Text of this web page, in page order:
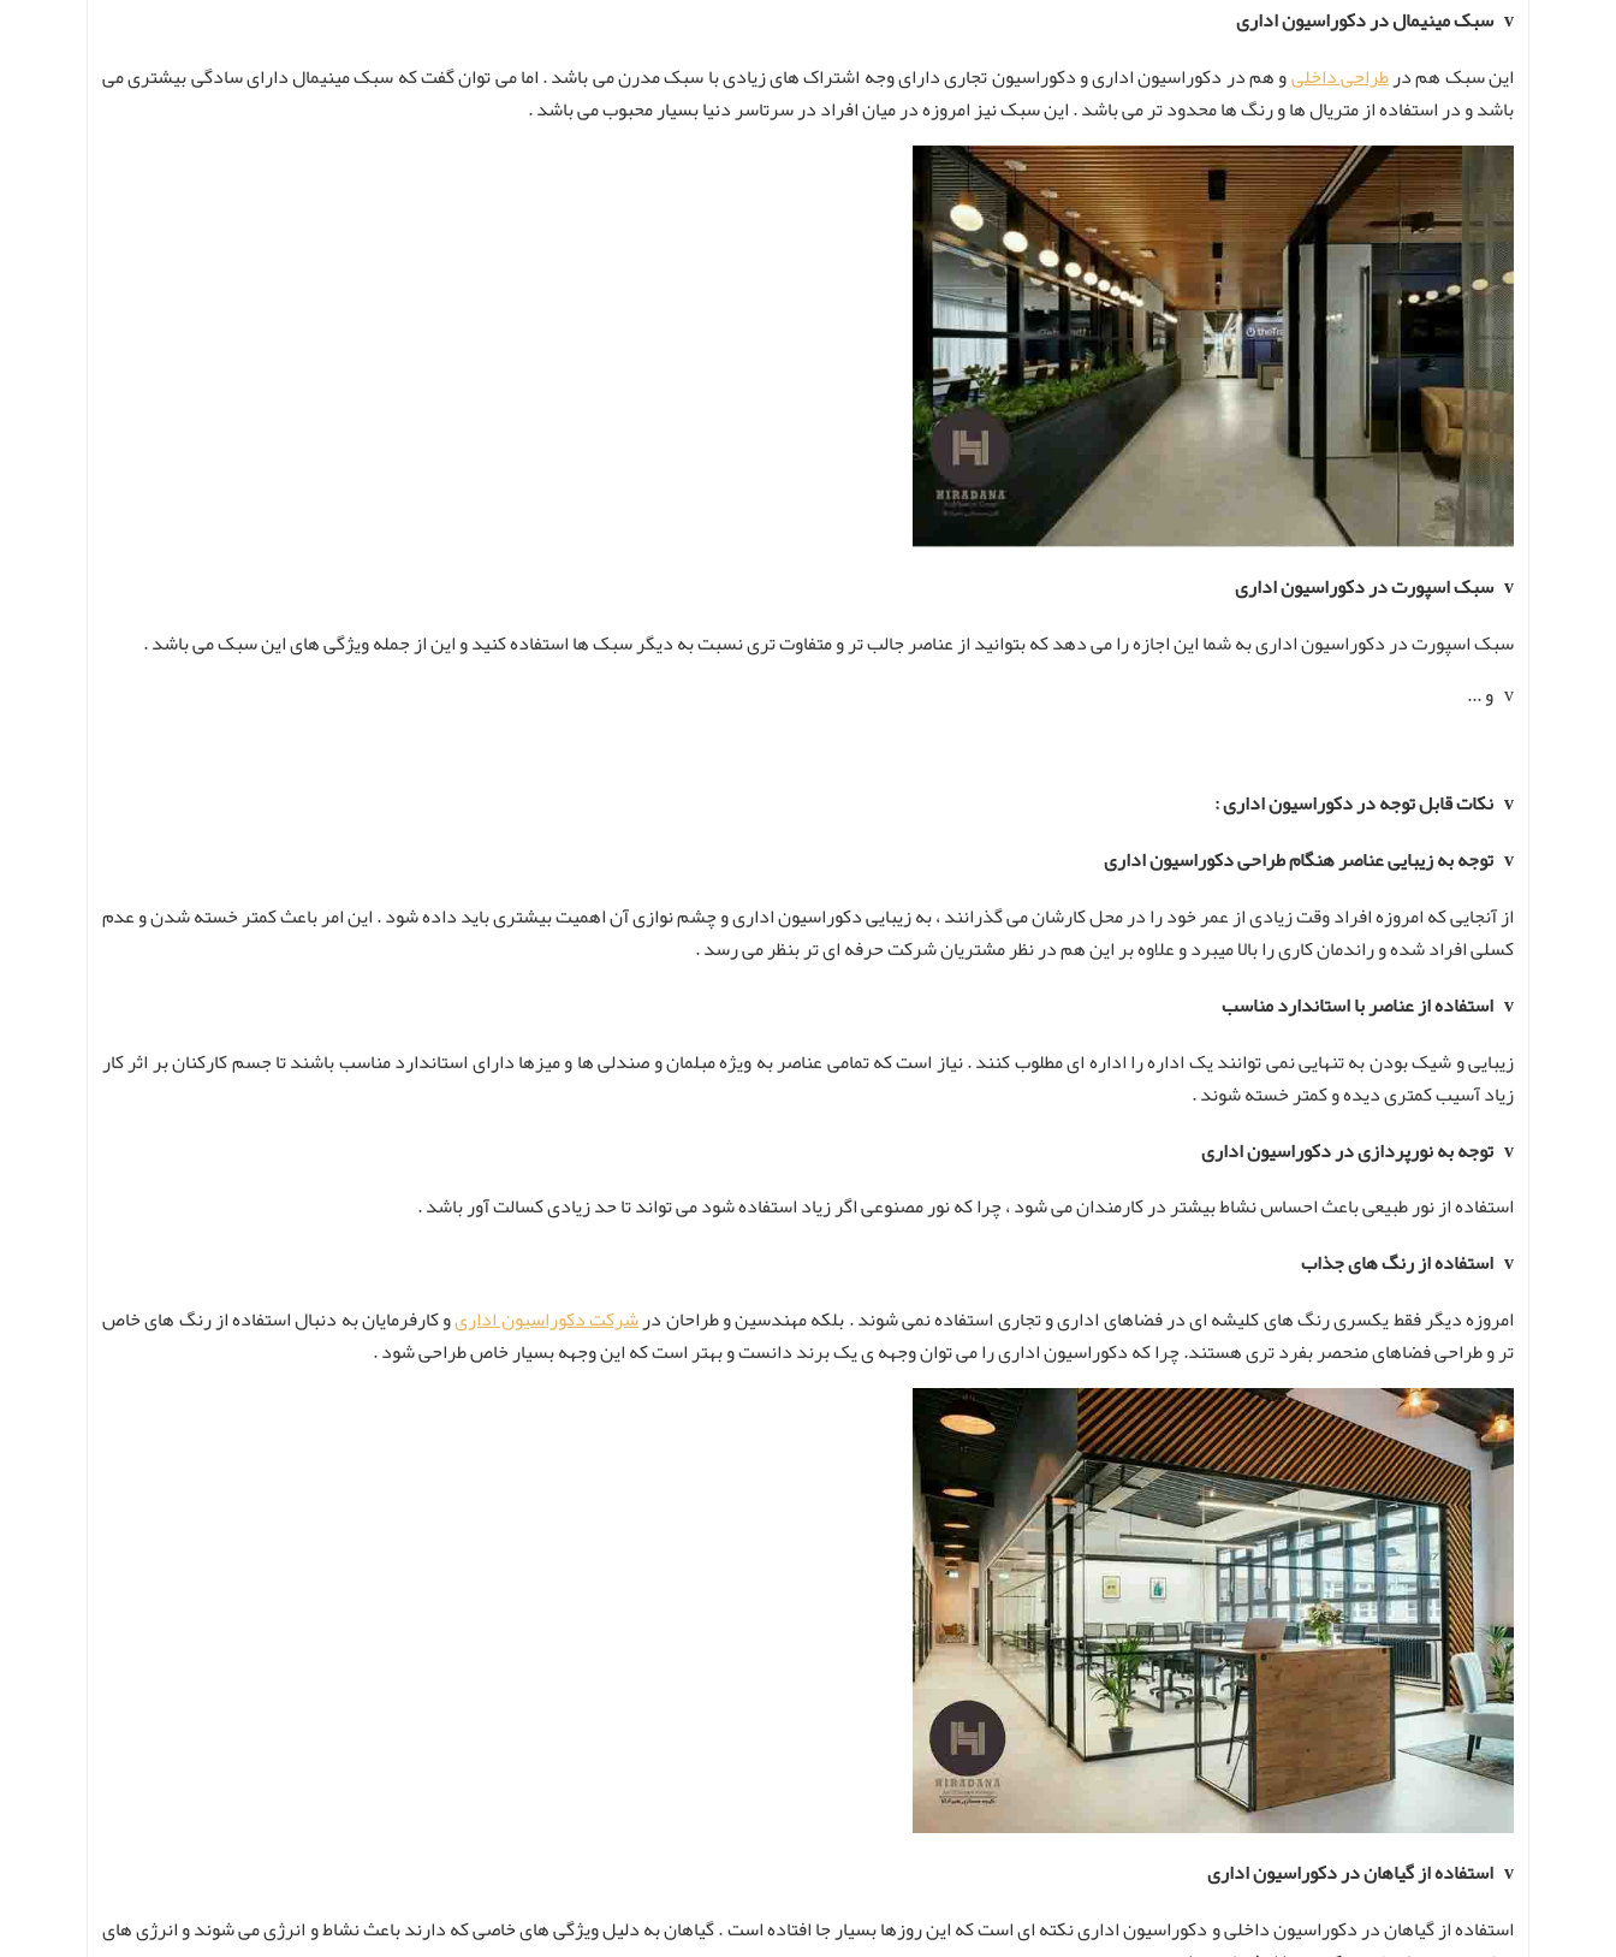
v سبک مینیمال در دکوراسیون اداری
این سبک هم درطراحی داخلیو هم در دکوراسیون اداری و دکوراسیون تجاری دارای وجه اشتراک های زیادی با سبک مدرن می باشد . اما می توان گفت که سبک مینیمال دارای سادگی بیشتری می
باشد و در استفاده از متریال ها و رنگ ها محدود تر می باشد . این سبک نیز امروزه در میان افراد در سرتاسر دنیا بسیار محبوب می باشد .
v سبک اسپورت در دکوراسیون اداری
سبک اسپورت در دکوراسیون اداری به شما این اجازه را می دهد که بتوانید از عناصر جالب تر و متفاوت تری نسبت به دیگر سبک ها استفاده کنید و این از جمله ویژگی های این سبک می باشد .
v و ...
v نکات قابل توجه در دکوراسیون اداری :
v توجه به زیبایی عناصر هنگام طراحی دکوراسیون اداری
از آنجایی که امروزه افراد وقت زیادی از عمر خود را در محل کارشان می گذرانند ، به زیبایی دکوراسیون اداری و چشم نوازی آن اهمیت بیشتری باید داده شود . این امر باعث کمتر خسته شدن و عدم
کسلی افراد شده و راندمان کاری را بالا میبرد و علاوه بر این هم در نظر مشتریان شرکت حرفه ای تر بنظر می رسد .
v استفاده از عناصر با استاندارد مناسب
زیبایی و شیک بودن به تنهایی نمی توانند یک اداره را اداره ای مطلوب کنند . نیاز است که تمامی عناصر به ویژه مبلمان و صندلی ها و میزها دارای استاندارد مناسب باشند تا جسم کارکنان بر اثر کار
زیاد آسیب کمتری دیده و کمتر خسته شوند .
v توجه به نورپردازی در دکوراسیون اداری
استفاده از نور طبیعی باعث احساس نشاط بیشتر در کارمندان می شود ، چرا که نور مصنوعی اگر زیاد استفاده شود می تواند تا حد زیادی کسالت آور باشد .
v استفاده از رنگ های جذاب
امروزه دیگر فقط یکسری رنگ های کلیشه ای در فضاهای اداری و تجاری استفاده نمی شوند . بلکه مهندسین و طراحان درشرکت دکوراسیون اداریو کارفرمایان به دنبال استفاده از رنگ های خاص
تر و طراحی فضاهای منحصر بفرد تری هستند. چرا که دکوراسیون اداری را می توان وجهه ی یک برند دانست و بهتر است که این وجهه بسیار خاص طراحی شود .
v استفاده از گیاهان در دکوراسیون اداری
استفاده از گیاهان در دکوراسیون داخلی و دکوراسیون اداری نکته ای است که این روزها بسیار جا افتاده است . گیاهان به دلیل ویژگی های خاصی که دارند باعث نشاط و انرژی می شوند و انرژی های